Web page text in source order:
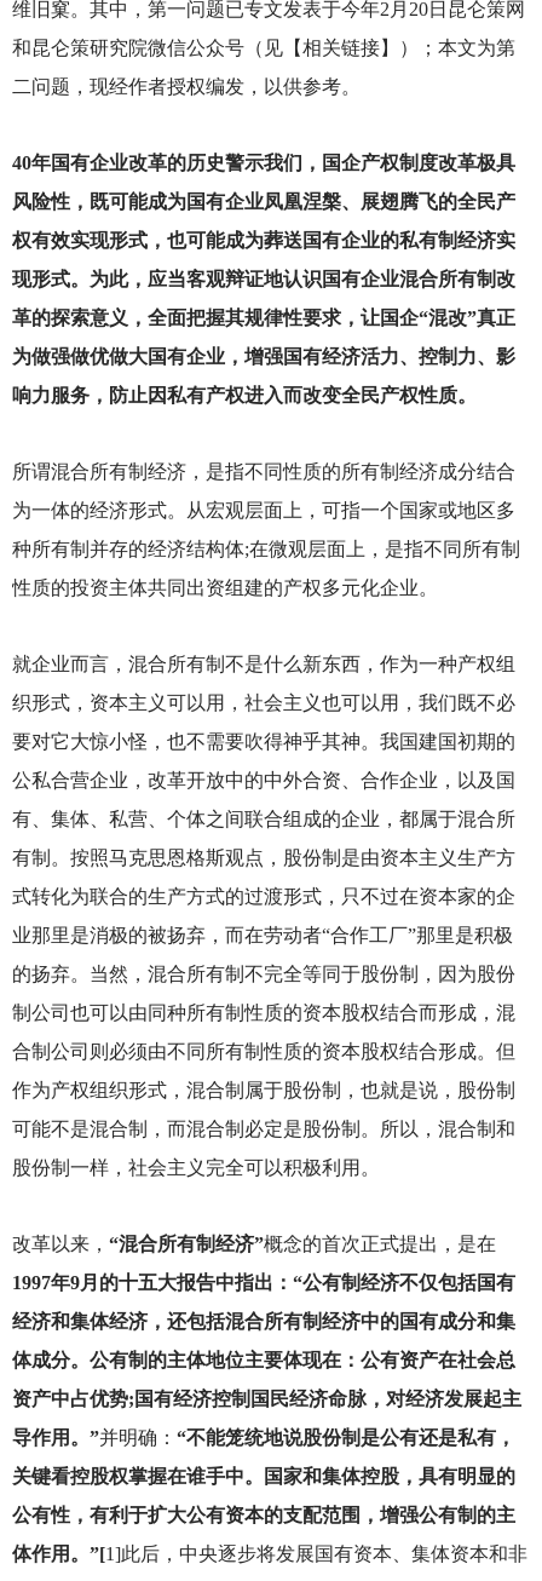
维旧窠。其中，第一问题已专文发表于今年2月20日昆仑策网
和昆仑策研究院微信公众号（见【相关链接】）；本文为第
二问题，现经作者授权编发，以供参考。
40年国有企业改革的历史警示我们，国企产权制度改革极具
风险性，既可能成为国有企业凤凰涅槃、展翅腾飞的全民产
权有效实现形式，也可能成为葬送国有企业的私有制经济实
现形式。为此，应当客观辩证地认识国有企业混合所有制改
革的探索意义，全面把握其规律性要求，让国企“混改”真正
为做强做优做大国有企业，增强国有经济活力、控制力、影
响力服务，防止因私有产权进入而改变全民产权性质。
所谓混合所有制经济，是指不同性质的所有制经济成分结合
为一体的经济形式。从宏观层面上，可指一个国家或地区多
种所有制并存的经济结构体;在微观层面上，是指不同所有制
性质的投资主体共同出资组建的产权多元化企业。
就企业而言，混合所有制不是什么新东西，作为一种产权组
织形式，资本主义可以用，社会主义也可以用，我们既不必
要对它大惊小怪，也不需要吹得神乎其神。我国建国初期的
公私合营企业，改革开放中的中外合资、合作企业，以及国
有、集体、私营、个体之间联合组成的企业，都属于混合所
有制。按照马克思恩格斯观点，股份制是由资本主义生产方
式转化为联合的生产方式的过渡形式，只不过在资本家的企
业那里是消极的被扬弃，而在劳动者“合作工厂”那里是积极
的扬弃。当然，混合所有制不完全等同于股份制，因为股份
制公司也可以由同种所有制性质的资本股权结合而形成，混
合制公司则必须由不同所有制性质的资本股权结合形成。但
作为产权组织形式，混合制属于股份制，也就是说，股份制
可能不是混合制，而混合制必定是股份制。所以，混合制和
股份制一样，社会主义完全可以积极利用。
改革以来， “混合所有制经济”概念的首次正式提出，是在
1997年9月的十五大报告中指出：“公有制经济不仅包括国有
经济和集体经济，还包括混合所有制经济中的国有成分和集
体成分。公有制的主体地位主要体现在：公有资产在社会总
资产中占优势;国有经济控制国民经济命脉，对经济发展起主
导作用。”并明确： “不能笼统地说股份制是公有还是私有，
关键看控股权掌握在谁手中。国家和集体控股，具有明显的
公有性，有利于扩大公有资本的支配范围，增强公有制的主
体作用。”[1]此后，中央逐步将发展国有资本、集体资本和非